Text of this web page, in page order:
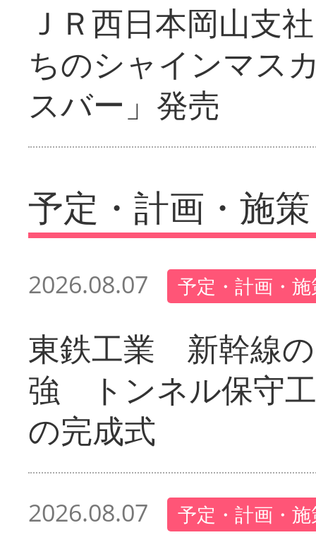
ＪＲ西日本岡山支
ちのシャインマス
スバー」発売
予定・計画・施策
2026.08.07 予定・計画・
東鉄工業 新幹線
強 トンネル保守
の完成式
2026.08.07 予定・計画・